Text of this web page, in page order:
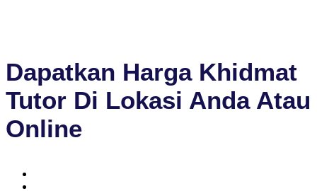
Dapatkan Harga Khidmat
Tutor Di Lokasi Anda Atau
Online